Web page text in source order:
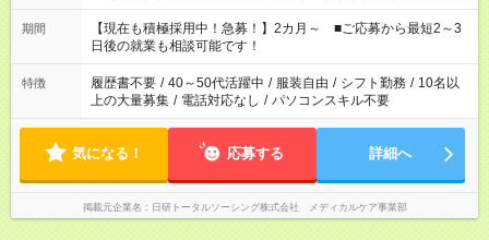
い」 「余裕を持って夕飯の準備がしたい」 「できれば残業はし
たくない」 など、ご希望を教えてくださいね。 ※Wワーク希望
の方へ 今ご覧のお仕事で希望する勤務時間と、もう1つのお仕事
の勤務時間。 合計で週40時間を超える場合は応募できません。
期間
【現在も積極採用中！急募！】2カ月～ ■ご応募から最短2～3
日後の就業も相談可能です！
特徴 履歴書不要 / 40～50代活躍中 / 服装自由 / シフト勤務 / 10名以
上の大量募集 / 電話対応なし / パソコンスキル不要
気になる！ 応募する 詳細へ
掲載元企業名 日研トータルソーシング株式会社 メディカルケア事業部